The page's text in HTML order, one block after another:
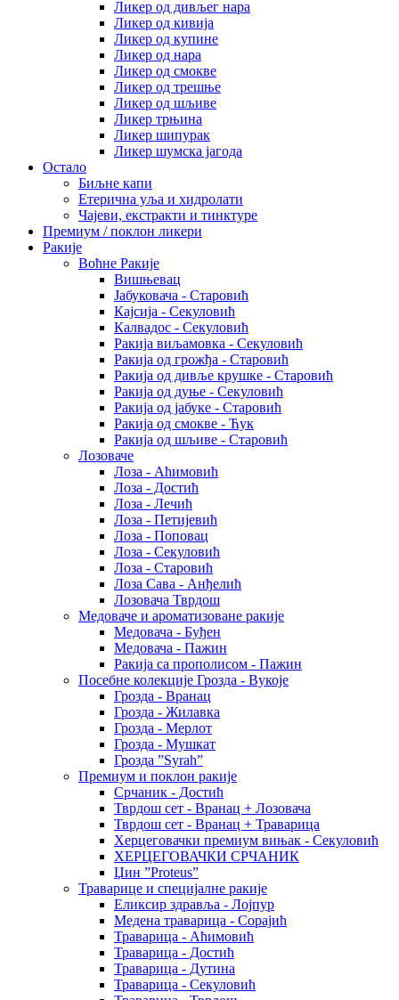
Ликер од дивљег нара
Ликер од кивија
Ликер од купине
Ликер од нара
Ликер од смокве
Ликер од трешње
Ликер од шљиве
Ликер трњина
Ликер шипурак
Ликер шумска јагода
Остало
Биљне капи
Етерична уља и хидролати
Чајеви, екстракти и тинктуре
Премиум / поклон ликери
Ракије
Воћне Ракије
Вишњевац
Јабуковача - Старовић
Кајсија - Секуловић
Калвадос - Секуловић
Ракија виљамовка - Секуловић
Ракија од грожђа - Старовић
Ракија од дивље крушке - Старовић
Ракија од дуње - Секуловић
Ракија од јабуке - Старовић
Ракија од смокве - Ћук
Ракија од шљиве - Старовић
Лозоваче
Лоза - Аћимовић
Лоза - Достић
Лоза - Лечић
Лоза - Петијевић
Лоза - Поповац
Лоза - Секуловић
Лоза - Старовић
Лоза Сава - Анђелић
Лозовача Тврдош
Медоваче и ароматизоване ракије
Медовача - Буђен
Медовача - Пажин
Ракија са прополисом - Пажин
Посебне колекције Грозда - Вукоје
Грозда - Вранац
Грозда - Жилавка
Грозда - Мерлот
Грозда - Мушкат
Грозда ”Syrah”
Премиум и поклон ракије
Срчаник - Достић
Тврдош сет - Вранац + Лозовача
Тврдош сет - Вранац + Траварица
Херцеговачки премиум вињак - Секуловић
ХЕРЦЕГОВАЧКИ СРЧАНИК
Џин ”Proteus”
Траварице и специјалне ракије
Еликсир здравља - Лојпур
Медена траварица - Сорајић
Траварица - Аћимовић
Траварица - Достић
Траварица - Дутина
Траварица - Секуловић